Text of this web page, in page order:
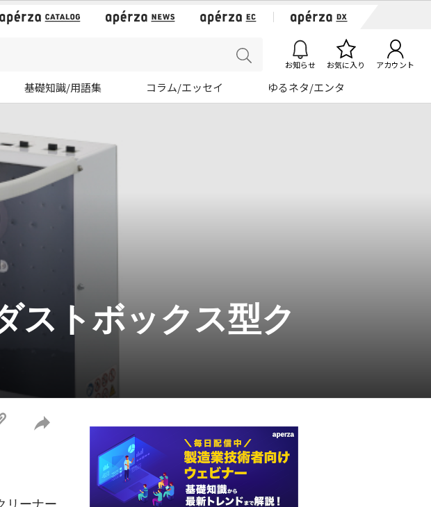
お知らせ お気に入り アカウント
基礎知識/用語集 コラム/エッセイ ゆるネタ/エンタ
ストボックス型ク
リーナー